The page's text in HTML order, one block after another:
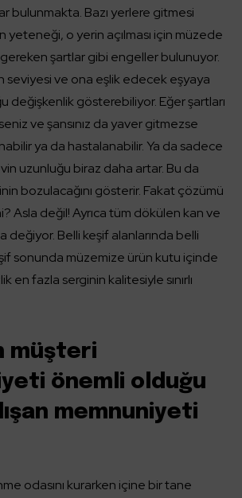
bulunmakta. Bazı yerlere gitmesi
yeteneği, o yerin açılması için müzede
şartlar gibi engeller bulunuyor.
seviyesi ve ona eşlik edecek eşyaya
değişkenlik gösterebiliyor. Eğer şartları
ve şansınız da yaver gitmezse
ya da hastalanabilir. Ya da sadece
uzunluğu biraz daha artar. Bu da
bozulacağını gösterir. Fakat çözümü
Asla değil! Ayrıca tüm dökülen kan ve
değiyor. Belli keşif alanlarında belli
sonunda müzemize ürün kutu içinde
en fazla serginin kalitesiyle sınırlı
müşteri
önemli olduğu
memnuniyeti
odasını kurarken içine bir tane